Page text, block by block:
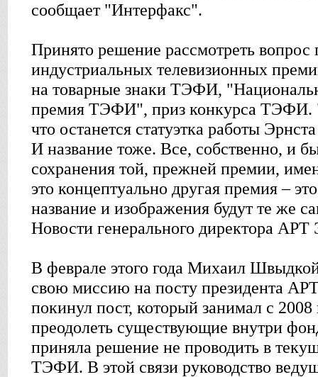
сообщает "Интерфакс".
Принято решение рассмотреть
индустриальных телевизионных
на товарные знаки ТЭФИ,
премия ТЭФИ", приз конкурса ТЭФИ.
что останется статуэтка работы
И название тоже. Все, собственно, и
сохранения той, прежней премии,
это концептуально другая премия –
название и изображения будут те же
Новости генерального директора АРТ
В феврале этого года Михаил
свою миссию на посту президента
покинул пост, который занимал с 2008
преодолеть существующие внутри
приняла решение не проводить в
ТЭФИ. В этой связи руководство